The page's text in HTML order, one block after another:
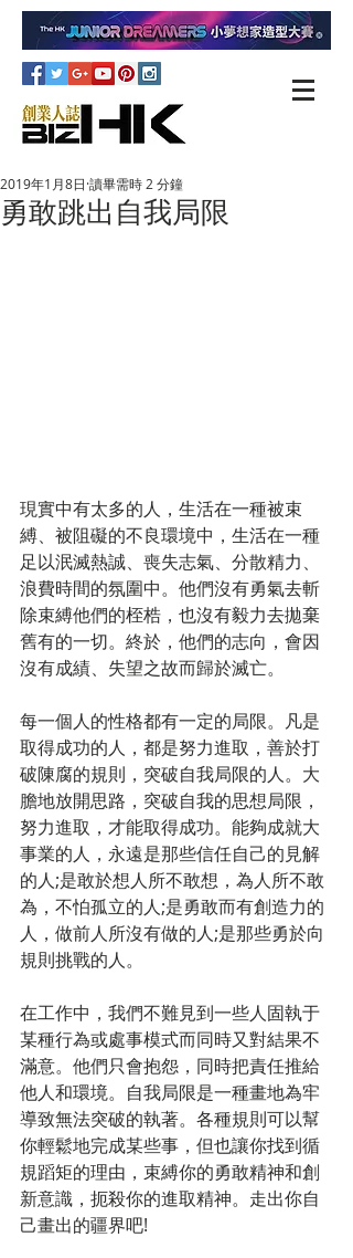
勇敢跳出自我局限
2019年1月8日 讀畢需時 2 分鐘
現實中有太多的人，生活在一種被束
縛、被阻礙的不良環境中，生活在一種
足以泯滅熱誠、喪失志氣、分散精力、
浪費時間的氛圍中。他們沒有勇氣去斬
除束縛他們的桎梏，也沒有毅力去拋棄
舊有的一切。終於，他們的志向，會因
沒有成績、失望之故而歸於滅亡。
每一個人的性格都有一定的局限。凡是
取得成功的人，都是努力進取，善於打
破陳腐的規則，突破自我局限的人。大
膽地放開思路，突破自我的思想局限，
努力進取，才能取得成功。能夠成就大
事業的人，永遠是那些信任自己的見解
的人;是敢於想人所不敢想，為人所不敢
為，不怕孤立的人;是勇敢而有創造力的
人，做前人所沒有做的人;是那些勇於向
規則挑戰的人。
在工作中，我們不難見到一些人固執于
某種行為或處事模式而同時又對結果不
滿意。他們只會抱怨，同時把責任推給
他人和環境。自我局限是一種畫地為牢
導致無法突破的執著。各種規則可以幫
你輕鬆地完成某些事，但也讓你找到循
規蹈矩的理由，束縛你的勇敢精神和創
新意識，扼殺你的進取精神。走出你自
己畫出的疆界吧!